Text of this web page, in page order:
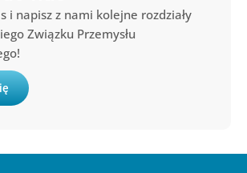
i napisz z nami kolejne rozdziały
Związku Przemysłu